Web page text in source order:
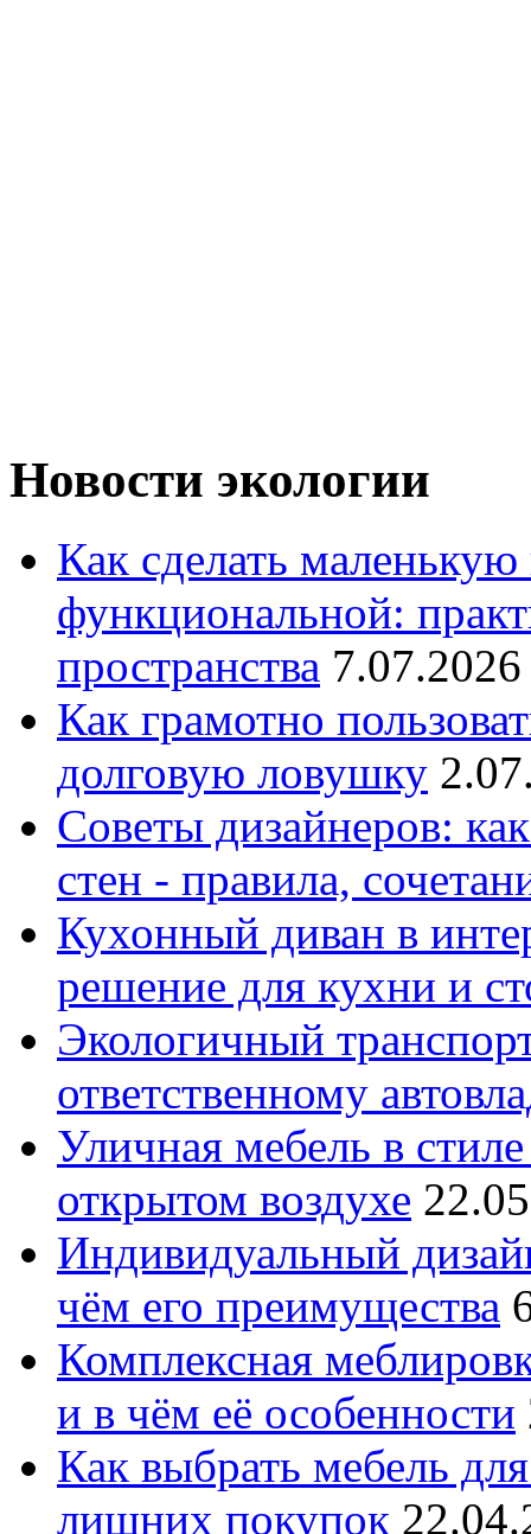
Новости экологии
Как сделать
функциональной:
пространства
Как грамотно
долговую ловушку
Советы дизайнеров:
стен - правила,
Кухонный диван в
решение для кухни и
Экологичный
ответственному
Уличная мебель в
открытом воздухе
Индивидуальный
чём его преимущества
Комплексная
и в чём её особенности
Как выбрать мебель
лишних покупок